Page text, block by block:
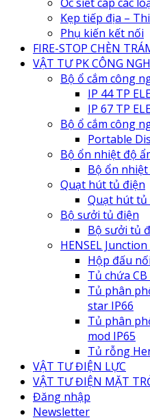
Kẹp tiếp địa –
Phụ kiến kết nối
FIRE-STOP CHÈN
VẬT TƯ PK CÔNG
Bộ ổ cắm công
IP 44 TP
IP 67 TP
Bộ ổ cắm công
Portable
Bộ ổn nhiệt độ
Bộ ổn
Quạt hút tủ điện
Quạt hút tủ
Bộ sưởi tủ điện
Bộ sưởi tủ
HENSEL
Hộp đấu
Tủ chứa
Tủ phân
star IP66
Tủ phân
mod IP65
Tủ rỗng
VẬT TƯ ĐIỆN LỰC
VẬT TƯ ĐIỆN MẶT
Đăng nhập
Newsletter